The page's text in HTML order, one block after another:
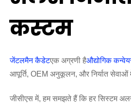
कस्टम
जेंटलमैन कैडेटएक अग्रणी हैऔद्योगिक
आपूर्ति, OEM अनुकूलन, और निर्यात सेवाओं
जीसीएस में, हम समझते हैं कि हर सिस्टम